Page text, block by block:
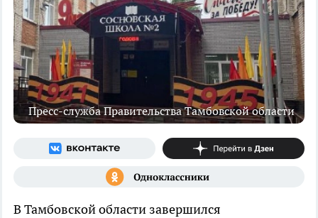
Пресс-служба Правительства Тамбовской области
В Тамбовской области завершился